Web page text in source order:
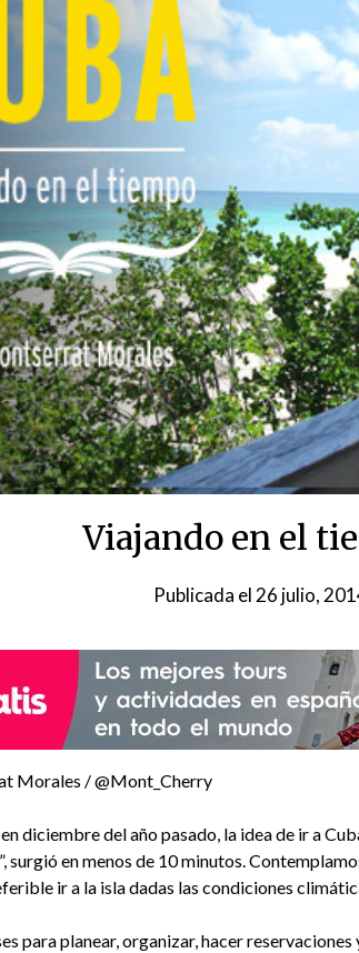
Viajando en el
Publicada el26 julio,
Morales / @Mont_Cherry
diciembre del año pasado, la idea de ir a
surgió en menos de 10 minutos.
ir a la isla dadas las condiciones
para planear, organizar, hacer